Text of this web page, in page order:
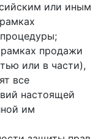
или иным
рамках продажи
или в части),
все
настоящей
им